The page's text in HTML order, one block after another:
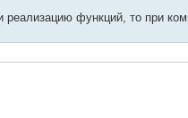
функций, то при